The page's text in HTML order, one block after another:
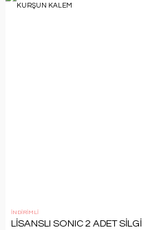
İNDİRİMLİ
LİSANSLI SONIC 2 ADET SİLGİ